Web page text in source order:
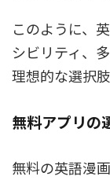
このように、
シビリティ、
理想的な選択
無料アプリの
無料の英語漫